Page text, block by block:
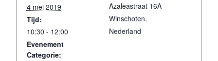
4 mei 2019
Tijd:
10:30 - 12:00
Evenement
Categorie:
Azaleastraat 16A
Winschoten,
Nederland